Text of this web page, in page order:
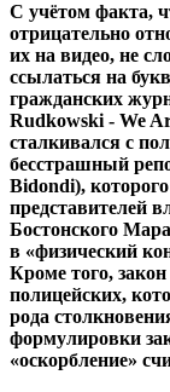
С учётом факта,
отрицательно
их на видео, не
ссылаться на
гражданских
Rudkowski - We
сталкивался с
бесстрашный
Bidondi),
представителей
Бостонского
в «физический
Кроме того,
полицейских,
рода
формулировки
«оскорбление»